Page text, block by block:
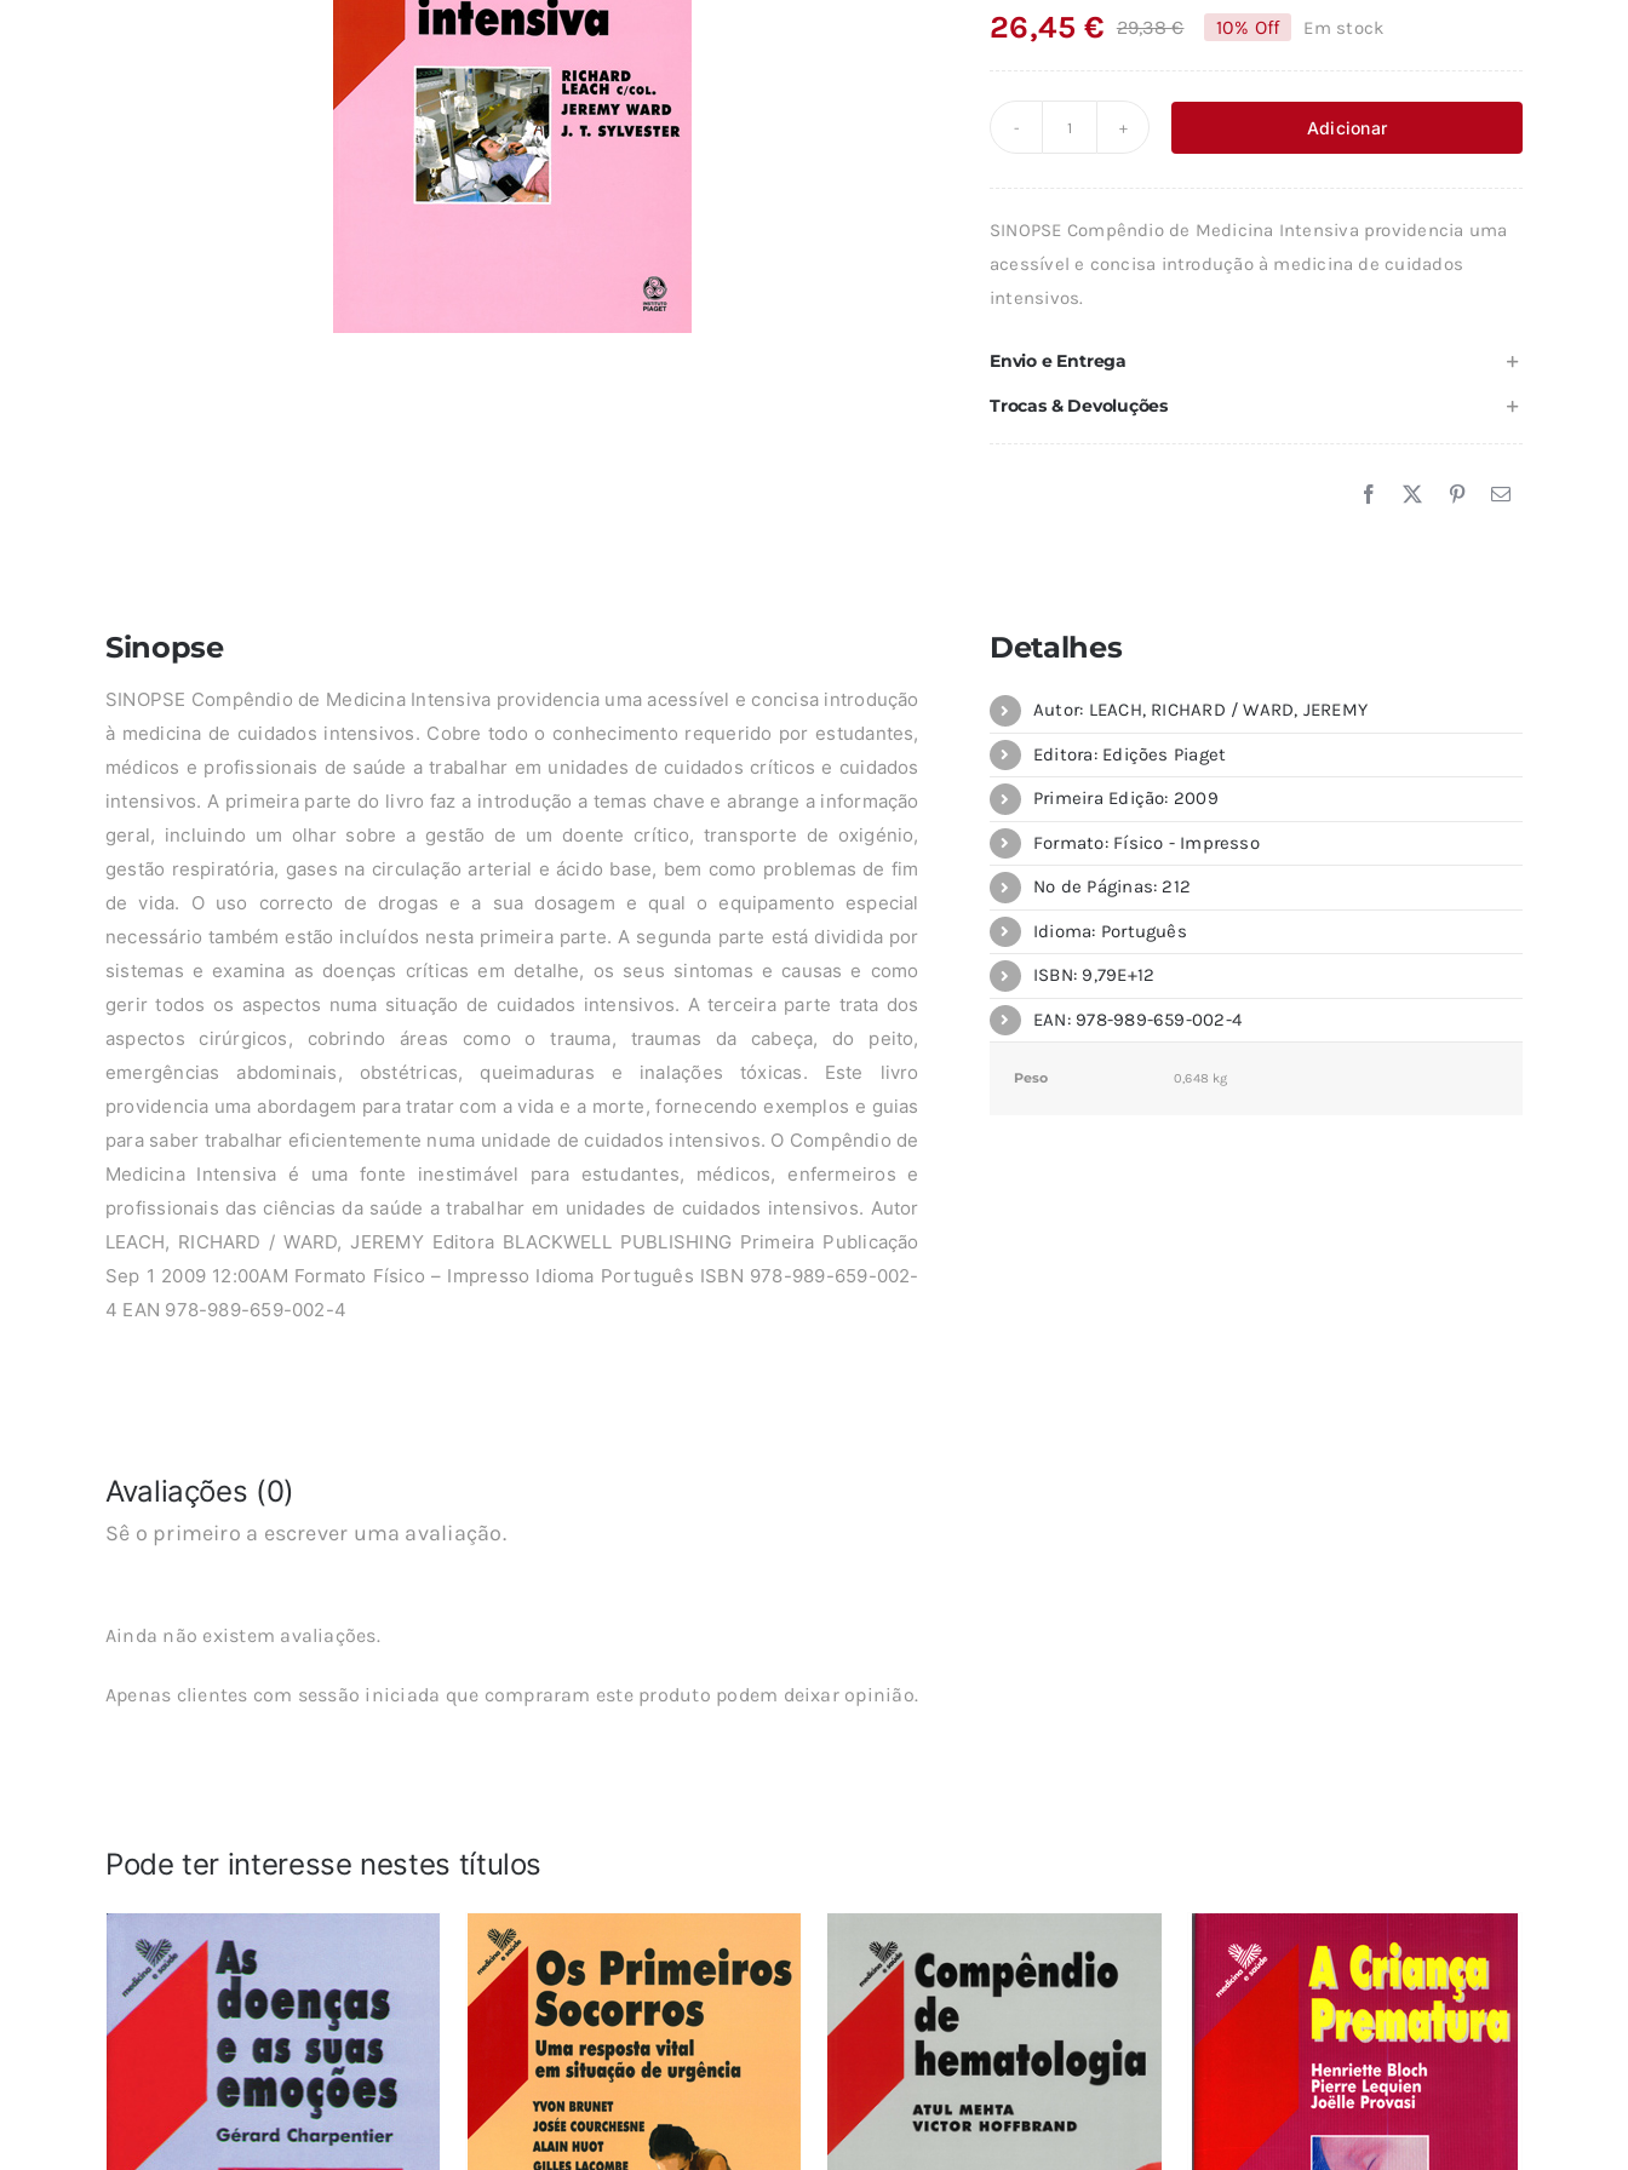
29,38€O
era:
26,45€
O
é:
10% Off Em stock
Adicionar
SINOPSE Compêndio de Medicina Intensiva providencia uma
acessível e concisa introdução à medicina de cuidados
intensivos.
Envio e Entrega
Trocas & Devoluções
Sinopse
SINOPSE Compêndio de Medicina Intensiva providencia uma acessível e concisa introdução
à medicina de cuidados intensivos. Cobre todo o conhecimento requerido por estudantes,
médicos e profissionais de saúde a trabalhar em unidades de cuidados críticos e cuidados
intensivos. A primeira parte do livro faz a introdução a temas chave e abrange a informação
geral, incluindo um olhar sobre a gestão de um doente crítico, transporte de oxigénio,
gestão respiratória, gases na circulação arterial e ácido base, bem como problemas de fim
de vida. O uso correcto de drogas e a sua dosagem e qual o equipamento especial
necessário também estão incluídos nesta primeira parte. A segunda parte está dividida por
sistemas e examina as doenças críticas em detalhe, os seus sintomas e causas e como
gerir todos os aspectos numa situação de cuidados intensivos. A terceira parte trata dos
aspectos cirúrgicos, cobrindo áreas como o trauma, traumas da cabeça, do peito,
emergências abdominais, obstétricas, queimaduras e inalações tóxicas. Este livro
providencia uma abordagem para tratar com a vida e a morte, fornecendo exemplos e guias
para saber trabalhar eficientemente numa unidade de cuidados intensivos. O Compêndio de
Medicina Intensiva é uma fonte inestimável para estudantes, médicos, enfermeiros e
profissionais das ciências da saúde a trabalhar em unidades de cuidados intensivos. Autor
LEACH, RICHARD / WARD, JEREMY Editora BLACKWELL PUBLISHING Primeira Publicação
Sep 1 2009 12:00AM Formato Físico – Impresso Idioma Português ISBN 978-989-659-002-
4 EAN 978-989-659-002-4
Detalhes
Autor: LEACH, RICHARD / WARD, JEREMY
Editora: Edições Piaget
Primeira Edição: 2009
Formato: Físico - Impresso
Nº de Páginas: 212
Idioma: Português
ISBN: 9,79E+12
EAN: 978-989-659-002-4
Peso 0,648 kg
Avaliações (0)
Sê o primeiro a escrever uma avaliação.
Ainda não existem avaliações.
Apenas clientes com sessão iniciada que compraram este produto podem deixar opinião.
Pode ter interesse nestes títulos